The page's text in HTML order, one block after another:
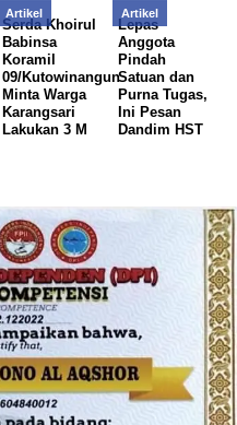
Artikel
Serda Khoirul
Babinsa
Koramil
09/Kutowinangun
Minta Warga
Karangsari
Lakukan 3 M
Artikel
Lepas
Anggota
Pindah
Satuan dan
Purna Tugas,
Ini Pesan
Dandim HST